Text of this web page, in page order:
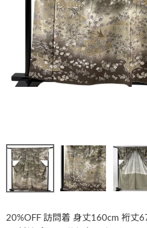
20%OFF 訪問着 身丈160cm 裄丈